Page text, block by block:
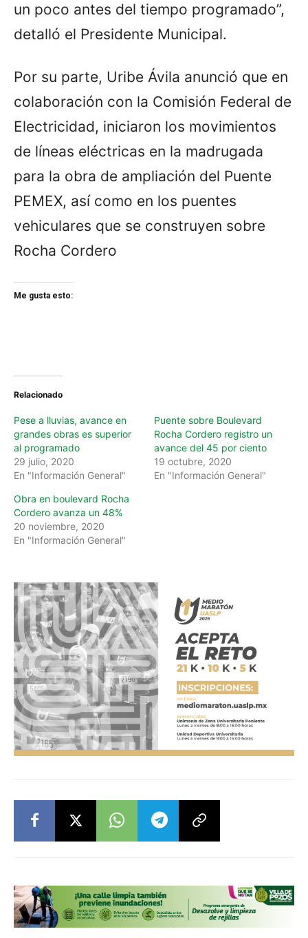
un poco antes del tiempo programado”,
detalló el Presidente Municipal.
Por su parte, Uribe Ávila anunció que en
colaboración con la Comisión Federal de
Electricidad, iniciaron los movimientos
de líneas eléctricas en la madrugada
para la obra de ampliación del Puente
PEMEX, así como en los puentes
vehiculares que se construyen sobre
Rocha Cordero
Me gusta esto:
Relacionado
Pese a lluvias, avance en
grandes obras es superior
al programado
29 julio, 2020
En "Información General"
Puente sobre Boulevard
Rocha Cordero registro un
avance del 45 por ciento
19 octubre, 2020
En "Información General"
Obra en boulevard Rocha
Cordero avanza un 48%
20 noviembre, 2020
En "Información General"